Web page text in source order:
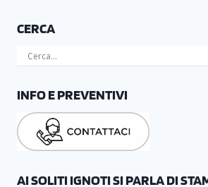
CERCA
INFO E PREVENTIVI
AI SOLITI IGNOTI SI PARLA DI